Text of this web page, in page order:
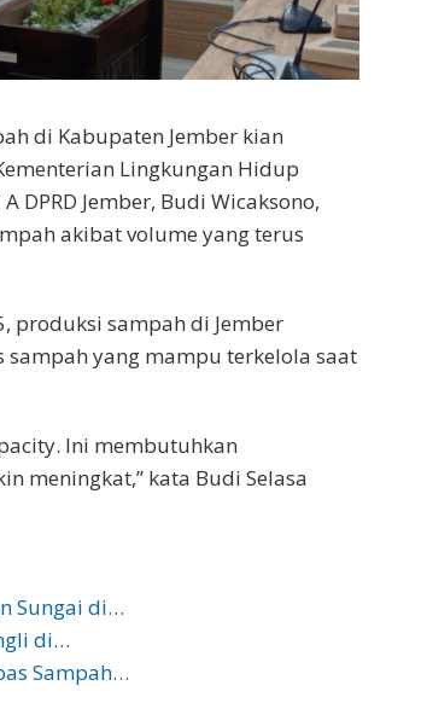
di Kabupaten Jember kian
Lingkungan Hidup
DPRD Jember, Budi Wicaksono,
akibat volume yang terus
produksi sampah di Jember
sampah yang mampu terkelola saat
Ini membutuhkan
meningkat,” kata Budi Selasa
Sungai di…
di…
Sampah…